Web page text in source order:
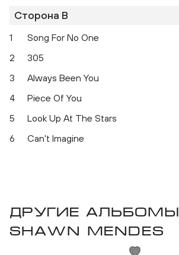
Сторона B
1 Song For No One
2
305
3
Always Been You
4
Piece Of You
5
Look Up At The Stars
6
Can't Imagine
Другие альбомы
Shawn Mendes